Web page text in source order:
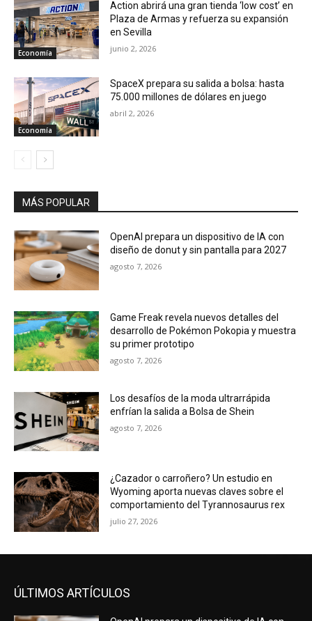
Economía
Action abrirá una gran tienda ‘low cost’ en
Plaza de Armas y refuerza su expansión
en Sevilla
junio 2, 2026
Economía
SpaceX prepara su salida a bolsa: hasta
75.000 millones de dólares en juego
abril 2, 2026
MÁS POPULAR
OpenAI prepara un dispositivo de IA con
diseño de donut y sin pantalla para 2027
agosto 7, 2026
Game Freak revela nuevos detalles del
desarrollo de Pokémon Pokopia y muestra
su primer prototipo
agosto 7, 2026
Los desafíos de la moda ultrarrápida
enfrían la salida a Bolsa de Shein
agosto 7, 2026
¿Cazador o carroñero? Un estudio en
Wyoming aporta nuevas claves sobre el
comportamiento del Tyrannosaurus rex
julio 27, 2026
ÚLTIMOS ARTÍCULOS